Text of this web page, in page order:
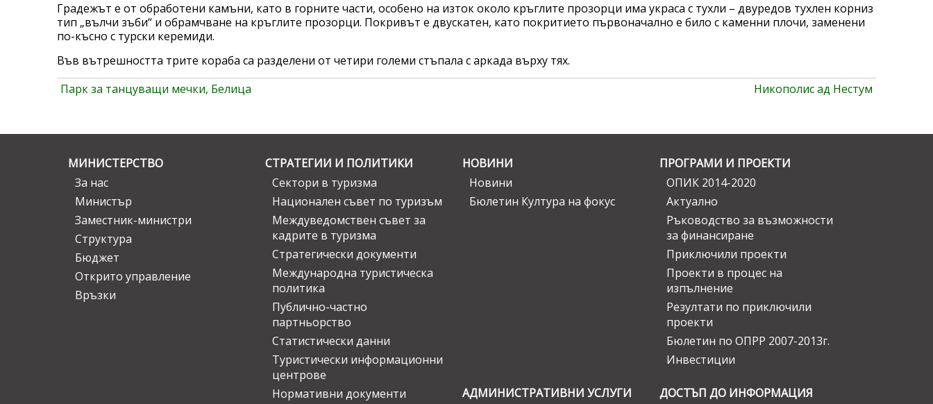
Градежът е от обработени камъни, като в горните части, особено на изток около кръглите прозорци има украса с тухли – двуредов тухлен корниз
тип „вълчи зъби“ и обрамчване на кръглите прозорци. Покривът е двускатен, като покритието първоначално е било с каменни плочи, заменени
по-късно с турски керемиди.
Във вътрешността трите кораба са разделени от четири големи стъпала с аркада върху тях.
Парк за танцуващи мечки, Белица
Никополис ад Нестум
МИНИСТЕРСТВО
За нас
Министър
Заместник-министри
Структура
Бюджет
Открито управление
Връзки
СТРАТЕГИИ И ПОЛИТИКИ
Сектори в туризма
Национален съвет по туризъм
Междуведомствен съвет за
кадрите в туризма
Стратегически документи
Международна туристическа
политика
Публично-частно
партньорство
Статистически данни
Туристически информационни
центрове
Нормативни документи
НОВИНИ
Новини
Бюлетин Култура на фокус
ПРОГРАМИ И ПРОЕКТИ
ОПИК 2014-2020
Актуално
Ръководство за възможности
за финансиране
Приключили проекти
Проекти в процес на
изпълнение
Резултати по приключили
проекти
Бюлетин по ОПРР 2007-2013г.
Инвестиции
АДМИНИСТРАТИВНИ УСЛУГИ
ДОСТЪП ДО ИНФОРМАЦИЯ